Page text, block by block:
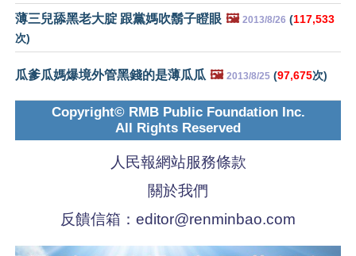
薄三兒舔黑老大腚 跟黨媽吹鬍子瞪眼 🖼️ 2013/8/26 (117,533
次)
瓜爹瓜媽爆境外管黑錢的是薄瓜瓜 🖼️ 2013/8/25 (97,675次)
Copyright© RMB Public Foundation Inc.
All Rights Reserved
人民報網站服務條款
關於我們
反饋信箱： editor@renminbao.com